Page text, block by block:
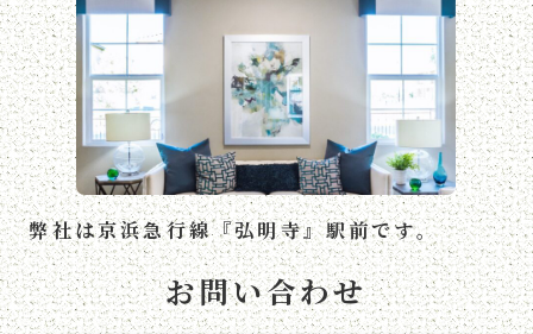
弊社は京浜急行線『弘明寺』駅前です。
お問い合わせ